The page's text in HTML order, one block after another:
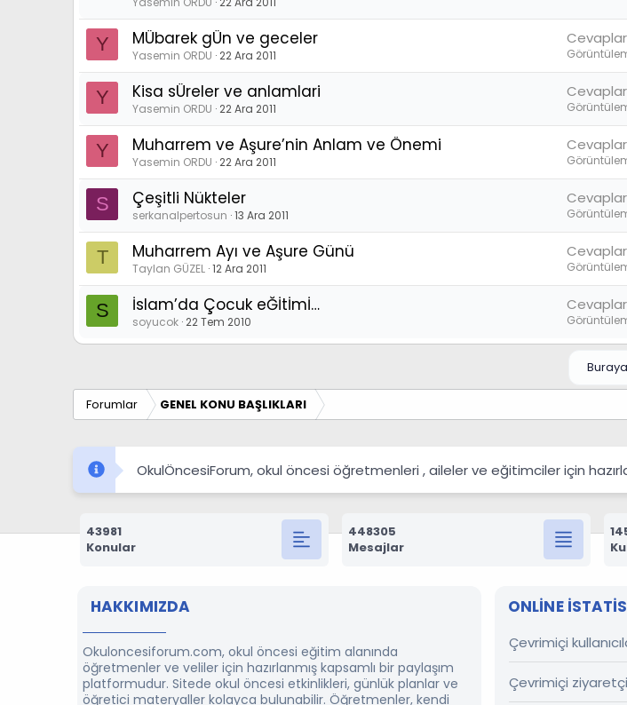
Y MÜbarek gÜn ve geceler
Yasemin ORDU 22 Ara 2011
Cevaplar
Y Kisa sÜreler ve anlamlari
Yasemin ORDU 22 Ara 2011
Cevaplar
Y Muharrem ve Aşure’nin Anlam ve Önemi
Yasemin ORDU 22 Ara 2011
Cevaplar
S Çeşitli Nükteler
serkanalpertosun 13 Ara 2011
Cevaplar
T Muharrem Ayı ve Aşure Günü
Taylan GÜZEL 12 Ara 2011
Cevaplar
S İslam’da Çocuk eĞİtİmİ…
soyucok 22 Tem 2010
Cevaplar
Forumlar GENEL KONU BAŞLIKLARI
OkulÖncesiForum, okul öncesi öğretmenleri , aileler ve eğitimciler için
43981
Konular
448305
Mesajlar
HAKKIMIZDA
Okuloncesiforum.com, okul öncesi eğitim alanında
öğretmenler ve veliler için hazırlanmış kapsamlı bir paylaşım
platformudur. Sitede okul öncesi etkinlikleri, günlük planlar ve
öğretici materyaller kolayca bulunabilir. Öğretmenler, kendi
ONLINE
Çevrimiçi
Çevrimiçi